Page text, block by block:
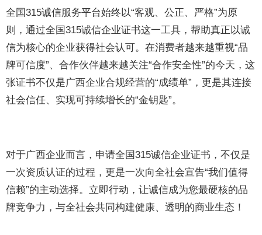
全国315诚信服务平台始终以“客观、公正、严格”为原
则，通过全国315诚信企业证书这一工具，帮助真正以诚
信为核心的企业获得社会认可。在消费者越来越重视“品
牌可信度”、合作伙伴越来越关注“合作安全性”的今天，这
张证书不仅是广西企业合规经营的“成绩单”，更是其连接
社会信任、实现可持续增长的“金钥匙”。
对于广西企业而言，申请全国315诚信企业证书，不仅是
一次资质认证的过程，更是一次向全社会宣告“我们值得
信赖”的主动选择。立即行动，让诚信成为您最硬核的品
牌竞争力，与全社会共同构建健康、透明的商业生态！